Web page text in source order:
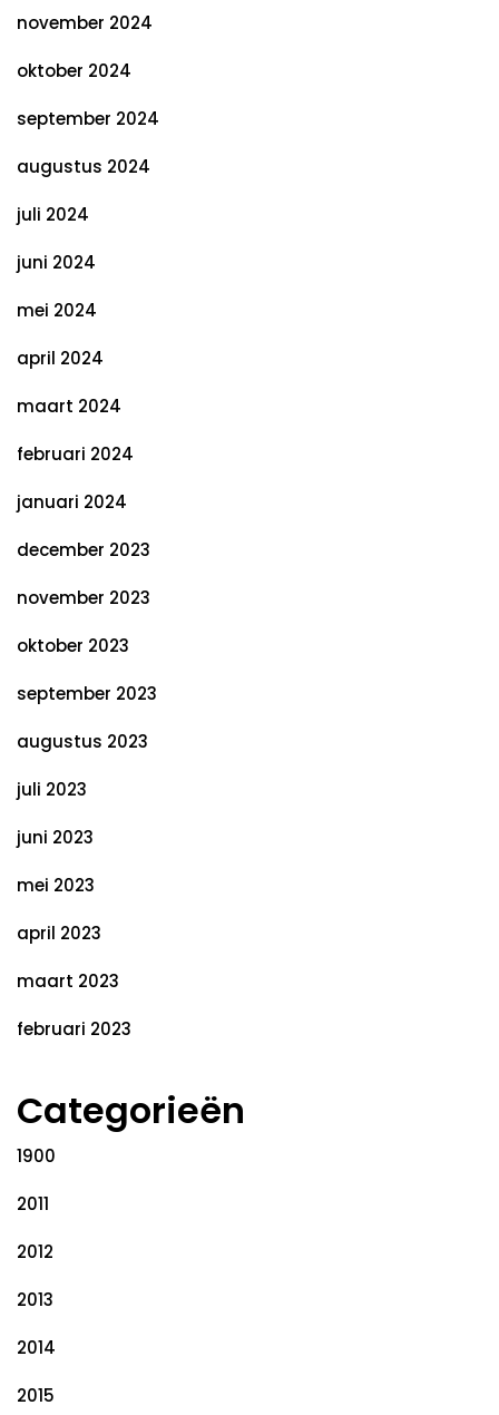
november 2024
oktober 2024
september 2024
augustus 2024
juli 2024
juni 2024
mei 2024
april 2024
maart 2024
februari 2024
januari 2024
december 2023
november 2023
oktober 2023
september 2023
augustus 2023
juli 2023
juni 2023
mei 2023
april 2023
maart 2023
februari 2023
Categorieën
1900
2011
2012
2013
2014
2015